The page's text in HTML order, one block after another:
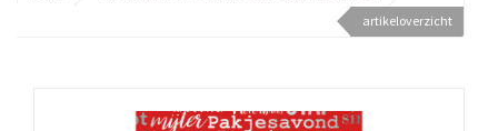
artikeloverzicht